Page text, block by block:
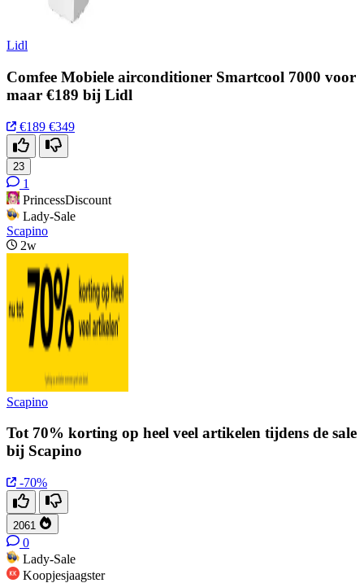
Lidl
Comfee Mobiele airconditioner Smartcool 7000 voor
maar €189 bij Lidl
€189 €349
23
1
PrincessDiscount
Lady-Sale
Scapino
2w
Scapino
Tot 70% korting op heel veel artikelen tijdens de sale
bij Scapino
-70%
2061
0
Lady-Sale
Koopjesjaagster